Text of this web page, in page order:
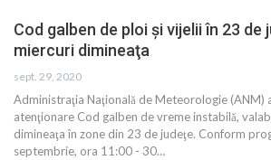
Cod galben de ploi şi vijelii în 23 de
miercuri dimineaţa
sept. 29, 2020
Administraţia Naţională de Meteorologie (ANM)
atenţionare Cod galben de vreme instabilă,
dimineaţa în zone din 23 de judeţe. Conform
septembrie, ora 11:00 - 30…